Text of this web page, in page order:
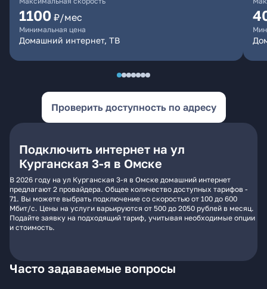
1100 ₽/мес
Минимальная цена
Домашний интернет, ТВ
Проверить доступность по адресу
Подключить интернет на ул
Курганская 3-я в Омске
В 2026 году на ул Курганская 3-я в Омске домашний интернет
предлагают 2 провайдера. Общее количество доступных тарифов -
71. Вы можете выбрать подключение со скоростью от 100 до 600
Мбит/с. Цены на услуги варьируются от 500 до 2050 рублей в месяц.
Подайте заявку на подходящий тариф, учитывая необходимые опции
и стоимость.
Часто задаваемые вопросы